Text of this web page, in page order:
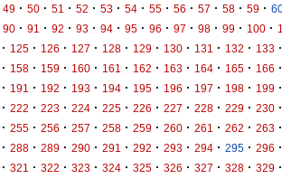
49 · 50 · 51 · 52 · 53 · 54 · 55 · 56 · 57 · 58 · 59 ·
90 · 91 · 92 · 93 · 94 · 95 · 96 · 97 · 98 · 99 · 100 ·
· 125 · 126 · 127 · 128 · 129 · 130 · 131 · 132 · 133 ·
· 158 · 159 · 160 · 161 · 162 · 163 · 164 · 165 · 166 ·
· 191 · 192 · 193 · 194 · 195 · 196 · 197 · 198 · 199 ·
· 222 · 223 · 224 · 225 · 226 · 227 · 228 · 229 · 230 ·
· 255 · 256 · 257 · 258 · 259 · 260 · 261 · 262 · 263 ·
· 288 · 289 · 290 · 291 · 292 · 293 · 294 · 295 · 296 ·
· 321 · 322 · 323 · 324 · 325 · 326 · 327 · 328 · 329 ·